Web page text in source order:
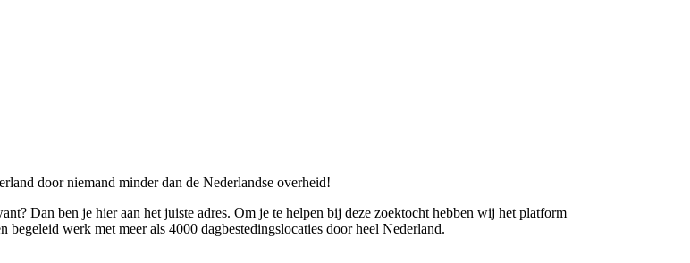
door niemand minder dan de Nederlandse overheid!
Dan ben je hier aan het juiste adres. Om je te helpen bij deze zoektocht hebben wij het platform
werk met meer als 4000 dagbestedingslocaties door heel Nederland.